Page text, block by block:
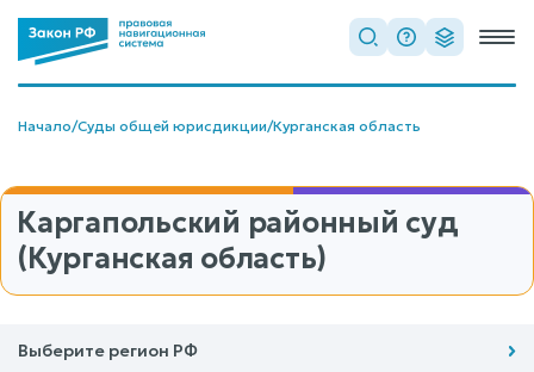
Начало/Суды общей юрисдикции/Курганская область
Каргапольский районный суд
(Курганская область)
Выберите регион РФ